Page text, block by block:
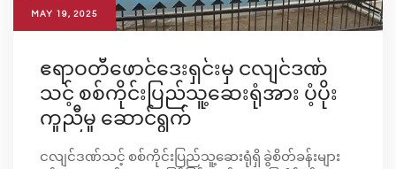
MAY 19, 2025
ဧရာဝတီဖောင်ဒေးရှင်းမှ ငလျင်ဒဏ်
သင့် စစ်ကိုင်းပြည်သူ့ဆေးရုံအား ပံ့ပိုး
ကူညီမှု ဆောင်ရွက်
ငလျင်ဒဏ်သင့် စစ်ကိုင်းပြည်သူ့ဆေးရုံရှိ ခွဲစိတ်ခန်းများ